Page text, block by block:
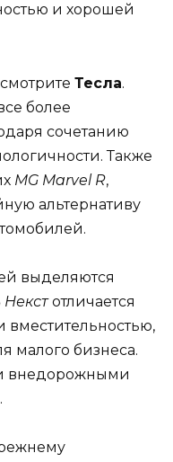
и хорошей
Тесла.
более
сочетанию
Также
MG Marvel R,
альтернативу
выделяются
Некстотличается
малого бизнеса.
внедорожными